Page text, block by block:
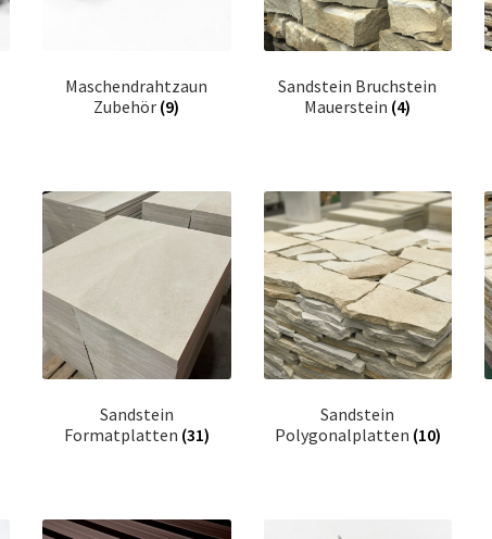
Maschendrahtzaun
Zubehör (9)
Sandstein Bruchstein
Mauerstein (4)
Sandstein
Formatplatten (31)
Sandstein
Polygonalplatten (10)